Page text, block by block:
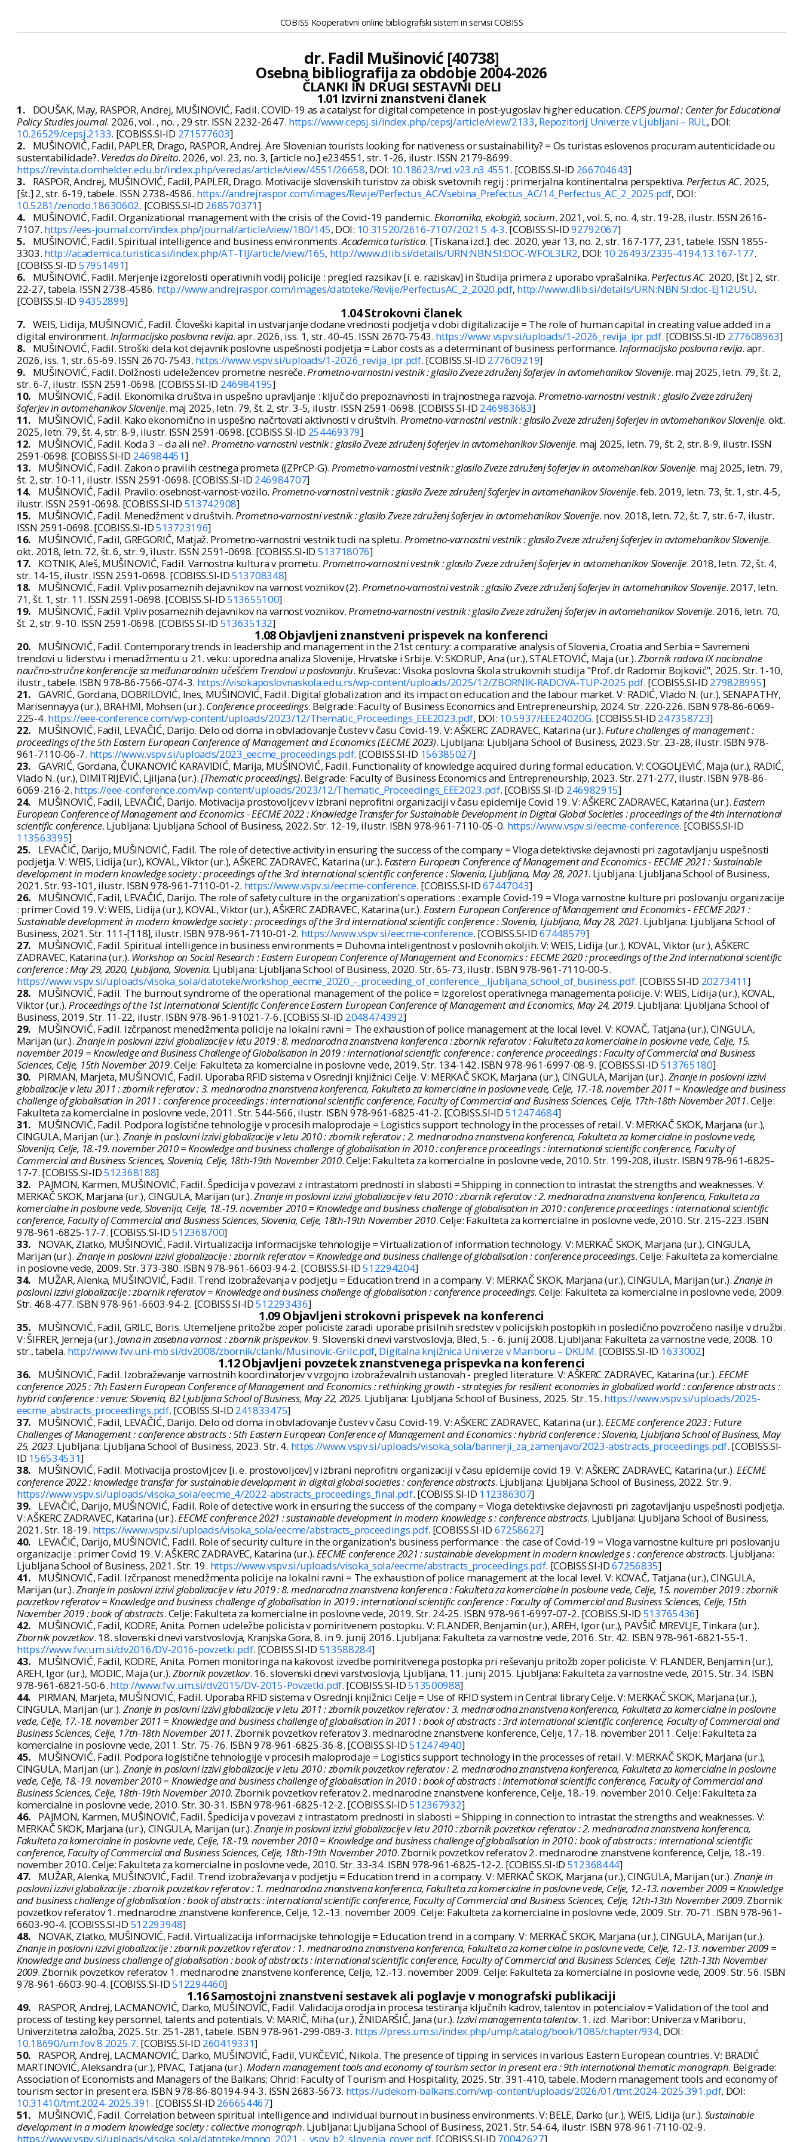
COBISS Kooperativni online bibliografski sistem in servisi COBISS
dr. Fadil Mušinović [40738]
Osebna bibliografija za obdobje 2004-2026
ČLANKI IN DRUGI SESTAVNI DELI
1.01 Izvirni znanstveni članek
1. DOUŠAK, May, RASPOR, Andrej, MUŠINOVIĆ, Fadil. COVID-19 as a catalyst for digital competence in post-yugoslav higher education. CEPS journal : Center for Educational
Policy Studies journal. 2026, vol. , no. , 29 str. ISSN 2232-2647. https://www.cepsj.si/index.php/cepsj/article/view/2133, Repozitorij Univerze v Ljubljani – RUL, DOI:
10.26529/cepsj.2133. [COBISS.SI-ID 271577603]
2.
MUŠINOVIĆ, Fadil, PAPLER, Drago, RASPOR, Andrej. Are Slovenian tourists looking for nativeness or sustainability? = Os turistas eslovenos procuram autenticidade ou
sustentabilidade?. Veredas do Direito. 2026, vol. 23, no. 3, [article no.] e234551, str. 1-26, ilustr. ISSN 2179-8699.
https://revista.domhelder.edu.br/index.php/veredas/article/view/4551/26658, DOI: 10.18623/rvd.v23.n3.4551. [COBISS.SI-ID 266704643]
3.
RASPOR, Andrej, MUŠINOVIĆ, Fadil, PAPLER, Drago. Motivacije slovenskih turistov za obisk svetovnih regij : primerjalna kontinentalna perspektiva. Perfectus AC. 2025,
[št.] 2, str. 6-19, tabele. ISSN 2738-4586. https://andrejraspor.com/images/Revije/Perfectus_AC/Vsebina_Prefectus_AC/14_Perfectus_AC_2_2025.pdf, DOI:
10.5281/zenodo.18630602. [COBISS.SI-ID 268570371]
4.
MUŠINOVIĆ, Fadil. Organizational management with the crisis of the Covid-19 pandemic. Ekonomìka, ekologìâ, socìum. 2021, vol. 5, no. 4, str. 19-28, ilustr. ISSN 2616-
7107. https://ees-journal.com/index.php/journal/article/view/180/145, DOI: 10.31520/2616-7107/2021.5.4-3. [COBISS.SI-ID92792067]
5.
MUŠINOVIĆ, Fadil. Spiritual intelligence and business environments.Academica turistica. [Tiskana izd.]. dec. 2020, year 13, no. 2, str. 167-177, 231, tabele. ISSN 1855-
3303. http://academica.turistica.si/index.php/AT-TIJ/article/view/165, http://www.dlib.si/details/URN:NBN:SI:DOC-WFOL3LR2, DOI: 10.26493/2335-4194.13.167-177.
[COBISS.SI-ID 57951491]
6.
MUŠINOVIĆ, Fadil. Merjenje izgorelosti operativnih vodij policije : pregled razsikav [i. e. raziskav] in študija primera z uporabo vprašalnika.Perfectus AC. 2020, [št.] 2, str.
22-27, tabela. ISSN 2738-4586. http://www.andrejraspor.com/images/datoteke/Revije/PerfectusAC_2_2020.pdf, http://www.dlib.si/details/URN:NBN:SI:doc-EJ1I2USU.
[COBISS.SI-ID 94352899]
1.04 Strokovni članek
7. WEIS, Lidija, MUŠINOVIĆ, Fadil. Človeški kapital in ustvarjanje dodane vrednosti podjetja v dobi digitalizacije = The role of human capital in creating value added in a
digital environment. Informacijsko poslovna revija. apr. 2026, iss. 1, str. 40-45. ISSN 2670-7543. https://www.vspv.si/uploads/1-2026_revija_ipr.pdf. [COBISS.SI-ID 277608963]
8.
MUŠINOVIĆ, Fadil. Stroški dela kot dejavnik poslovne uspešnosti podjetja = Labor costs as a determinant of business performance. Informacijsko poslovna revija. apr.
2026, iss. 1, str. 65-69. ISSN 2670-7543. https://www.vspv.si/uploads/1-2026_revija_ipr.pdf. [COBISS.SI-ID 277609219]
9.
MUŠINOVIĆ, Fadil. Dolžnosti udeležencev prometne nesreče.Prometno-varnostni vestnik : glasilo Zveze združenj šoferjev in avtomehanikov Slovenije. maj 2025, letn. 79, št. 2,
str. 6-7, ilustr. ISSN 2591-0698. [COBISS.SI-ID 246984195]
10.
MUŠINOVIĆ, Fadil. Ekonomika društva in uspešno upravljanje : ključ do prepoznavnosti in trajnostnega razvoja.Prometno-varnostni vestnik : glasilo Zveze združenj
šoferjev in avtomehanikov Slovenije. maj 2025, letn. 79, št. 2, str. 3-5, ilustr. ISSN 2591-0698. [COBISS.SI-ID 246983683]
11.
MUŠINOVIĆ, Fadil. Kako ekonomično in uspešno načrtovati aktivnosti v društvih. Prometno-varnostni vestnik : glasilo Zveze združenj šoferjev in avtomehanikov Slovenije. okt.
2025, letn. 79, št. 4, str. 8-9, ilustr. ISSN 2591-0698. [COBISS.SI-ID 254469379]
12.
MUŠINOVIĆ, Fadil. Koda 3 – da ali ne?. Prometno-varnostni vestnik : glasilo Zveze združenj šoferjev in avtomehanikov Slovenije. maj 2025, letn. 79, št. 2, str. 8-9, ilustr. ISSN
2591-0698. [COBISS.SI-ID 246984451]
13.
MUŠINOVIĆ, Fadil. Zakon o pravilih cestnega prometa ((ZPrCP-G).Prometno-varnostni vestnik : glasilo Zveze združenj šoferjev in avtomehanikov Slovenije. maj 2025, letn. 79,
št. 2, str. 10-11, ilustr. ISSN 2591-0698. [COBISS.SI-ID 246984707]
14.
MUŠINOVIĆ, Fadil. Pravilo: osebnost-varnost-vozilo. Prometno-varnostni vestnik : glasilo Zveze združenj šoferjev in avtomehanikov Slovenije. feb. 2019, letn. 73, št. 1, str. 4-5,
ilustr. ISSN 2591-0698. [COBISS.SI-ID 513742908]
15.
MUŠINOVIĆ, Fadil. Menedžment v društvih.Prometno-varnostni vestnik : glasilo Zveze združenj šoferjev in avtomehanikov Slovenije. nov. 2018, letn. 72, št. 7, str. 6-7, ilustr.
ISSN 2591-0698. [COBISS.SI-ID513723196]
16.
MUŠINOVIĆ, Fadil, GREGORIČ, Matjaž. Prometno-varnostni vestnik tudi na spletu. Prometno-varnostni vestnik : glasilo Zveze združenj šoferjev in avtomehanikov Slovenije.
okt. 2018, letn. 72, št. 6, str. 9, ilustr. ISSN 2591-0698. [COBISS.SI-ID 513718076]
17.
KOTNIK, Aleš, MUŠINOVIĆ, Fadil. Varnostna kultura v prometu.Prometno-varnostni vestnik : glasilo Zveze združenj šoferjev in avtomehanikov Slovenije. 2018, letn. 72, št. 4,
str. 14-15, ilustr. ISSN 2591-0698. [COBISS.SI-ID513708348]
18.
MUŠINOVIĆ, Fadil. Vpliv posameznih dejavnikov na varnost voznikov (2).Prometno-varnostni vestnik : glasilo Zveze združenj šoferjev in avtomehanikov Slovenije. 2017, letn.
71, št. 1, str. 11. ISSN 2591-0698. [COBISS.SI-ID513655100]
19.
MUŠINOVIĆ, Fadil. Vpliv posameznih dejavnikov na varnost voznikov.Prometno-varnostni vestnik : glasilo Zveze združenj šoferjev in avtomehanikov Slovenije. 2016, letn. 70,
št. 2, str. 9-10. ISSN 2591-0698. [COBISS.SI-ID 513635132]
1.08 Objavljeni znanstveni prispevek na konferenci
20.
MUŠINOVIĆ, Fadil. Contemporary trends in leadership and management in the 21st century: a comparative analysis of Slovenia, Croatia and Serbia = Savremeni
trendovi u liderstvu i menadžmentu u 21. veku: uporedna analiza Slovenije, Hrvatske i Srbije. V: SKORUP, Ana (ur.), STALETOVIĆ, Maja (ur.).Zbornik radova IX nacionalne
naučno-stručne konferencije sa međunarodnim učešćem Trendovi u poslovanju. Kruševac: Visoka poslovna škola strukovnih studija "Prof. dr Radomir Bojković", 2025. Str. 1-10,
ilustr., tabele. ISBN 978-86-7566-074-3. https://visokaposlovnaskola.edu.rs/wp-content/uploads/2025/12/ZBORNIK-RADOVA-TUP-2025.pdf. [COBISS.SI-ID 279828995]
21. GAVRIĆ, Gordana, DOBRILOVIĆ, Ines, MUŠINOVIĆ, Fadil. Digital globalization and its impact on education and the labour market. V: RADIĆ, Vlado N. (ur.), SENAPATHY,
Marisennayya (ur.), BRAHMI, Mohsen (ur.). Conference proceedings. Belgrade: Faculty of Business Economics and Entrepreneurship, 2024. Str. 220-226. ISBN 978-86-6069-
225-4. https://eee-conference.com/wp-content/uploads/2023/12/Thematic_Proceedings_EEE2023.pdf, DOI: 10.5937/EEE24020G. [COBISS.SI-ID 247358723]
22.
MUŠINOVIĆ, Fadil, LEVAČIĆ, Darijo. Delo od doma in obvladovanje čustev v času Covid-19. V: AŠKERC ZADRAVEC, Katarina (ur.).Future challenges of management :
proceedings of the 5th Eastern European Conference of Management and Economics (EECME 2023). Ljubljana: Ljubljana School of Business, 2023. Str. 23-28, ilustr. ISBN 978-
961-7110-06-7. https://www.vspv.si/uploads/2023_eecme_proceedings.pdf. [COBISS.SI-ID 156385027]
23. GAVRIĆ, Gordana, ČUKANOVIĆ KARAVIDIĆ, Marija, MUŠINOVIĆ, Fadil. Functionality of knowledge acquired during formal education. V: COGOLJEVIĆ, Maja (ur.), RADIĆ,
Vlado N. (ur.), DIMITRIJEVIĆ, Ljiljana (ur.).[Thematic proceedings]. Belgrade: Faculty of Business Economics and Entrepreneurship, 2023. Str. 271-277, ilustr. ISBN 978-86-
6069-216-2. https://eee-conference.com/wp-content/uploads/2023/12/Thematic_Proceedings_EEE2023.pdf. [COBISS.SI-ID 246982915]
24.
MUŠINOVIĆ, Fadil, LEVAČIĆ, Darijo. Motivacija prostovoljcev v izbrani neprofitni organizaciji v času epidemije Covid 19. V: AŠKERC ZADRAVEC, Katarina (ur.).Eastern
European Conference of Management and Economics - EECME 2022 : Knowledge Transfer for Sustainable Development in Digital Global Societies : proceedings of the 4th international
scientific conference. Ljubljana: Ljubljana School of Business, 2022. Str. 12-19, ilustr. ISBN 978-961-7110-05-0. https://www.vspv.si/eecme-conference. [COBISS.SI-ID
113563395]
25.
LEVAČIĆ, Darijo, MUŠINOVIĆ, Fadil. The role of detective activity in ensuring the success of the company = Vloga detektivske dejavnosti pri zagotavljanju uspešnosti
podjetja. V: WEIS, Lidija (ur.), KOVAL, Viktor (ur.), AŠKERC ZADRAVEC, Katarina (ur.).Eastern European Conference of Management and Economics - EECME 2021 : Sustainable
development in modern knowledge society : proceedings of the 3rd international scientific conference : Slovenia, Ljubljana, May 28, 2021. Ljubljana: Ljubljana School of Business,
2021. Str. 93-101, ilustr. ISBN 978-961-7110-01-2. https://www.vspv.si/eecme-conference. [COBISS.SI-ID67447043]
26.
MUŠINOVIĆ, Fadil, LEVAČIĆ, Darijo. The role of safety culture in the organization's operations : example Covid-19 = Vloga varnostne kulture pri poslovanju organizacije
: primer Covid 19. V: WEIS, Lidija (ur.), KOVAL, Viktor (ur.), AŠKERC ZADRAVEC, Katarina (ur.).Eastern European Conference of Management and Economics - EECME 2021 :
Sustainable development in modern knowledge society : proceedings of the 3rd international scientific conference : Slovenia, Ljubljana, May 28, 2021. Ljubljana: Ljubljana School of
Business, 2021. Str. 111-[118], ilustr. ISBN 978-961-7110-01-2. https://www.vspv.si/eecme-conference. [COBISS.SI-ID67448579]
27.
MUŠINOVIĆ, Fadil. Spiritual intelligence in business environments = Duhovna inteligentnost v poslovnih okoljih. V: WEIS, Lidija (ur.), KOVAL, Viktor (ur.), AŠKERC
ZADRAVEC, Katarina (ur.). Workshop on Social Research : Eastern European Conference of Management and Economics : EECME 2020 : proceedings of the 2nd international scientific
conference : May 29, 2020, Ljubljana, Slovenia. Ljubljana: Ljubljana School of Business, 2020. Str. 65-73, ilustr. ISBN 978-961-7110-00-5.
https://www.vspv.si/uploads/visoka_sola/datoteke/workshop_eecme_2020_-_proceeding_of_conference__ljubljana_school_of_business.pdf. [COBISS.SI-ID 20273411]
28.
MUŠINOVIĆ, Fadil. The burnout syndrome of the operational management of the police = Izgorelost operativnega managementa policije. V: WEIS, Lidija (ur.), KOVAL,
Viktor (ur.). Proceedings of the 1st International Scientific Conference Eastern European Conference of Management and Economics, May 24, 2019. Ljubljana: Ljubljana School of
Business, 2019. Str. 11-22, ilustr. ISBN 978-961-91021-7-6. [COBISS.SI-ID 2048474392]
29.
MUŠINOVIĆ, Fadil. Izčrpanost menedžmenta policije na lokalni ravni = The exhaustion of police management at the local level. V: KOVAČ, Tatjana (ur.), CINGULA,
Marijan (ur.). Znanje in poslovni izzivi globalizacije v letu 2019 : 8. mednarodna znanstvena konferenca : zbornik referatov : Fakulteta za komercialne in poslovne vede, Celje, 15.
november 2019 = Knowledge and Business Challenge of Globalisation in 2019 : international scientific conference : conference proceedings : Faculty of Commercial and Business
Sciences, Celje, 15th November 2019. Celje: Fakulteta za komercialne in poslovne vede, 2019. Str. 134-142. ISBN 978-961-6997-08-9. [COBISS.SI-ID 513765180]
30.
PIRMAN, Marjeta, MUŠINOVIĆ, Fadil. Uporaba RFID sistema v Osrednji knjižnici Celje. V: MERKAČ SKOK, Marjana (ur.), CINGULA, Marijan (ur.). Znanje in poslovni izzivi
globalizacije v letu 2011 : zbornik referatov : 3. mednarodna znanstvena konferenca, Fakulteta za komercialne in poslovne vede, Celje, 17.-18. november 2011 = Knowledge and business
challenge of globalisation in 2011 : conference proceedings : international scientific conference, Faculty of Commercial and Business Sciences, Celje, 17th-18th November 2011. Celje:
Fakulteta za komercialne in poslovne vede, 2011. Str. 544-566, ilustr. ISBN 978-961-6825-41-2. [COBISS.SI-ID512474684]
31.
MUŠINOVIĆ, Fadil. Podpora logistične tehnologije v procesih maloprodaje = Logistics support technology in the processes of retail. V: MERKAČ SKOK, Marjana (ur.),
CINGULA, Marijan (ur.). Znanje in poslovni izzivi globalizacije v letu 2010 : zbornik referatov : 2. mednarodna znanstvena konferenca, Fakulteta za komercialne in poslovne vede,
Slovenija, Celje, 18.-19. november 2010 = Knowledge and business challenge of globalisation in 2010 : conference proceedings : international scientific conference, Faculty of
Commercial and Business Sciences, Slovenia, Celje, 18th-19th November 2010. Celje: Fakulteta za komercialne in poslovne vede, 2010. Str. 199-208, ilustr. ISBN 978-961-6825-
17-7. [COBISS.SI-ID512368188]
32.
PAJMON, Karmen, MUŠINOVIĆ, Fadil. Špedicija v povezavi z intrastatom prednosti in slabosti = Shipping in connection to intrastat the strengths and weaknesses. V:
MERKAČ SKOK, Marjana (ur.), CINGULA, Marijan (ur.).Znanje in poslovni izzivi globalizacije v letu 2010 : zbornik referatov : 2. mednarodna znanstvena konferenca, Fakulteta za
komercialne in poslovne vede, Slovenija, Celje, 18.-19. november 2010 = Knowledge and business challenge of globalisation in 2010 : conference proceedings : international scientific
conference, Faculty of Commercial and Business Sciences, Slovenia, Celje, 18th-19th November 2010. Celje: Fakulteta za komercialne in poslovne vede, 2010. Str. 215-223. ISBN
978-961-6825-17-7. [COBISS.SI-ID512368700]
33.
NOVAK, Zlatko, MUŠINOVIĆ, Fadil. Virtualizacija informacijske tehnologije = Virtualization of information technology. V: MERKAČ SKOK, Marjana (ur.), CINGULA,
Marijan (ur.). Znanje in poslovni izzivi globalizacije : zbornik referatov = Knowledge and business challenge of globalisation : conference proceedings. Celje: Fakulteta za komercialne
in poslovne vede, 2009. Str. 373-380. ISBN 978-961-6603-94-2. [COBISS.SI-ID512294204]
34.
MUŽAR, Alenka, MUŠINOVIĆ, Fadil. Trend izobraževanja v podjetju = Education trend in a company. V: MERKAČ SKOK, Marjana (ur.), CINGULA, Marijan (ur.).Znanje in
poslovni izzivi globalizacije : zbornik referatov = Knowledge and business challenge of globalisation : conference proceedings. Celje: Fakulteta za komercialne in poslovne vede, 2009.
Str. 468-477. ISBN 978-961-6603-94-2. [COBISS.SI-ID512293436]
1.09 Objavljeni strokovni prispevek na konferenci
35.
MUŠINOVIĆ, Fadil, GRILC, Boris. Utemeljene pritožbe zoper policiste zaradi uporabe prisilnih sredstev v policijskih postopkih in posledično povzročeno nasilje v družbi.
V: ŠIFRER, Jerneja (ur.).Javna in zasebna varnost : zbornik prispevkov. 9. Slovenski dnevi varstvoslovja, Bled, 5. - 6. junij 2008. Ljubljana: Fakulteta za varnostne vede, 2008. 10
str., tabela. http://www.fvv.uni-mb.si/dv2008/zbornik/clanki/Musinovic-Grilc.pdf, Digitalna knjižnica Univerze v Mariboru – DKUM. [COBISS.SI-ID 1633002]
1.12 Objavljeni povzetek znanstvenega prispevka na konferenci
36. MUŠINOVIĆ, Fadil. Izobraževanje varnostnih koordinatorjev v vzgojno izobraževalnih ustanovah - pregled literature. V: AŠKERC ZADRAVEC, Katarina (ur.).EECME
conference 2025 : 7th Eastern European Conference of Management and Economics : rethinking growth - strategies for resilient economies in globalized world : conference abstracts :
hybrid conference : venue: Slovenia, B2 Ljubljana School of Business, May 22, 2025. Ljubljana: Ljubljana School of Business, 2025. Str. 15. https://www.vspv.si/uploads/2025-
eecme_abstracts_proceedings.pdf. [COBISS.SI-ID 241833475]
37.
MUŠINOVIĆ, Fadil, LEVAČIĆ, Darijo. Delo od doma in obvladovanje čustev v času Covid-19. V: AŠKERC ZADRAVEC, Katarina (ur.).EECME conference 2023 : Future
Challenges of Management : conference abstracts : 5th Eastern European Conference of Management and Economics : hybrid conference : Slovenia, Ljubljana School of Business, May
25, 2023. Ljubljana: Ljubljana School of Business, 2023. Str. 4. https://www.vspv.si/uploads/visoka_sola/bannerji_za_zamenjavo/2023-abstracts_proceedings.pdf. [COBISS.SI-
ID 156534531]
38.
MUŠINOVIĆ, Fadil. Motivacija prostovljcev [i. e. prostovoljcev] v izbrani neprofitni organizaciji v času epidemije covid 19. V: AŠKERC ZADRAVEC, Katarina (ur.).EECME
conference 2022 : knowledge transfer for sustainable development in digital global societies : conference abstracts. Ljubljana: Ljubljana School of Business, 2022. Str. 9.
https://www.vspv.si/uploads/visoka_sola/eecme_4/2022-abstracts_proceedings_final.pdf. [COBISS.SI-ID 112386307]
39.
LEVAČIĆ, Darijo, MUŠINOVIĆ, Fadil. Role of detective work in ensuring the success of the company = Vloga detektivske dejavnosti pri zagotavljanju uspešnosti podjetja.
V: AŠKERC ZADRAVEC, Katarina (ur.).EECME conference 2021 : sustainable development in modern knowledge s : conference abstracts. Ljubljana: Ljubljana School of Business,
2021. Str. 18-19. https://www.vspv.si/uploads/visoka_sola/eecme/abstracts_proceedings.pdf. [COBISS.SI-ID 67258627]
40.
LEVAČIĆ, Darijo, MUŠINOVIĆ, Fadil. Role of security culture in the organization's business performance : the case of Covid-19 = Vloga varnostne kulture pri poslovanju
organizacije : primer Covid 19. V: AŠKERC ZADRAVEC, Katarina (ur.). EECME conference 2021 : sustainable development in modern knowledge s : conference abstracts. Ljubljana:
Ljubljana School of Business, 2021. Str. 19. https://www.vspv.si/uploads/visoka_sola/eecme/abstracts_proceedings.pdf. [COBISS.SI-ID67256835]
41.
MUŠINOVIĆ, Fadil. Izčrpanost menedžmenta policije na lokalni ravni = The exhaustion of police management at the local level. V: KOVAČ, Tatjana (ur.), CINGULA,
Marijan (ur.). Znanje in poslovni izzivi globalizacije v letu 2019 : 8. mednarodna znanstvena konferenca : Fakulteta za komercialne in poslovne vede, Celje, 15. november 2019 : zbornik
povzetkov referatov = Knowledge and business challenge of globalisation in 2019 : international scientific conference : Faculty of Commercial and Business Sciences, Celje, 15th
November 2019 : book of abstracts. Celje: Fakulteta za komercialne in poslovne vede, 2019. Str. 24-25. ISBN 978-961-6997-07-2. [COBISS.SI-ID 513765436]
42.
MUŠINOVIĆ, Fadil, KODRE, Anita. Pomen udeležbe policista v pomiritvenem postopku. V: FLANDER, Benjamin (ur.), AREH, Igor (ur.), PAVŠIČ MREVLJE, Tinkara (ur.).
Zbornik povzetkov. 18. slovenski dnevi varstvoslovja, Kranjska Gora, 8. in 9. junij 2016. Ljubljana: Fakulteta za varnostne vede, 2016. Str. 42. ISBN 978-961-6821-55-1.
https://www.fvv.um.si/dv2016/DV-2016-povzetki.pdf. [COBISS.SI-ID 513588284]
43.
MUŠINOVIĆ, Fadil, KODRE, Anita. Pomen monitoringa na kakovost izvedbe pomiritvenega postopka pri reševanju pritožb zoper policiste. V: FLANDER, Benjamin (ur.),
AREH, Igor (ur.), MODIC, Maja (ur.). Zbornik povzetkov. 16. slovenski dnevi varstvoslovja, Ljubljana, 11. junij 2015. Ljubljana: Fakulteta za varnostne vede, 2015. Str. 34. ISBN
978-961-6821-50-6. http://www.fvv.um.si/dv2015/DV-2015-Povzetki.pdf. [COBISS.SI-ID513500988]
44.
PIRMAN, Marjeta, MUŠINOVIĆ, Fadil. Uporaba RFID sistema v Osrednji knjižnici Celje = Use of RFID system in Central library Celje. V: MERKAČ SKOK, Marjana (ur.),
CINGULA, Marijan (ur.). Znanje in poslovni izzivi globalizacije v letu 2011 : zbornik povzetkov referatov : 3. mednarodna znanstvena konferenca, Fakulteta za komercialne in poslovne
vede, Celje, 17.-18. november 2011 = Knowledge and business challenge of globalisation in 2011 : book of abstracts : 3rd international scientific conference, Faculty of Commercial and
Business Sciences, Celje, 17th-18th November 2011. Zbornik povzetkov referatov 3. mednarodne znanstvene konference, Celje, 17.-18. november 2011. Celje: Fakulteta za
komercialne in poslovne vede, 2011. Str. 75-76. ISBN 978-961-6825-36-8. [COBISS.SI-ID512474940]
45.
MUŠINOVIĆ, Fadil. Podpora logistične tehnologije v procesih maloprodaje = Logistics support technology in the processes of retail. V: MERKAČ SKOK, Marjana (ur.),
CINGULA, Marijan (ur.). Znanje in poslovni izzivi globalizacije v letu 2010 : zbornik povzetkov referatov : 2. mednarodna znanstvena konferenca, Fakulteta za komercialne in poslovne
vede, Celje, 18.-19. november 2010 = Knowledge and business challenge of globalisation in 2010 : book of abstracts : international scientific conference, Faculty of Commercial and
Business Sciences, Celje, 18th-19th November 2010. Zbornik povzetkov referatov 2. mednarodne znanstvene konference, Celje, 18.-19. november 2010. Celje: Fakulteta za
komercialne in poslovne vede, 2010. Str. 30-31. ISBN 978-961-6825-12-2. [COBISS.SI-ID512367932]
46.
PAJMON, Karmen, MUŠINOVIĆ, Fadil. Špedicija v povezavi z intrastatom prednosti in slabosti = Shipping in connection to intrastat the strengths and weaknesses. V:
MERKAČ SKOK, Marjana (ur.), CINGULA, Marijan (ur.).Znanje in poslovni izzivi globalizacije v letu 2010 : zbornik povzetkov referatov : 2. mednarodna znanstvena konferenca,
Fakulteta za komercialne in poslovne vede, Celje, 18.-19. november 2010 = Knowledge and business challenge of globalisation in 2010 : book of abstracts : international scientific
conference, Faculty of Commercial and Business Sciences, Celje, 18th-19th November 2010. Zbornik povzetkov referatov 2. mednarodne znanstvene konference, Celje, 18.-19.
november 2010. Celje: Fakulteta za komercialne in poslovne vede, 2010. Str. 33-34. ISBN 978-961-6825-12-2. [COBISS.SI-ID 512368444]
47.
MUŽAR, Alenka, MUŠINOVIĆ, Fadil. Trend izobraževanja v podjetju = Education trend in a company. V: MERKAČ SKOK, Marjana (ur.), CINGULA, Marijan (ur.).Znanje in
poslovni izzivi globalizacije : zbornik povzetkov referatov : 1. mednarodna znanstvena konferenca, Fakulteta za komercialne in poslovne vede, Celje, 12.-13. november 2009 = Knowledge
and business challenge of globalisation : book of abstracts : international scientific conference, Faculty of Commercial and Business Sciences, Celje, 12th-13th November 2009. Zbornik
povzetkov referatov 1. mednarodne znanstvene konference, Celje, 12.-13. november 2009. Celje: Fakulteta za komercialne in poslovne vede, 2009. Str. 70-71. ISBN 978-961-
6603-90-4. [COBISS.SI-ID 512293948]
48.
NOVAK, Zlatko, MUŠINOVIĆ, Fadil. Virtualizacija informacijske tehnologije = Education trend in a company. V: MERKAČ SKOK, Marjana (ur.), CINGULA, Marijan (ur.).
Znanje in poslovni izzivi globalizacije : zbornik povzetkov referatov : 1. mednarodna znanstvena konferenca, Fakulteta za komercialne in poslovne vede, Celje, 12.-13. november 2009 =
Knowledge and business challenge of globalisation : book of abstracts : international scientific conference, Faculty of Commercial and Business Sciences, Celje, 12th-13th November
2009. Zbornik povzetkov referatov 1. mednarodne znanstvene konference, Celje, 12.-13. november 2009. Celje: Fakulteta za komercialne in poslovne vede, 2009. Str. 56. ISBN
978-961-6603-90-4. [COBISS.SI-ID512294460]
1.16 Samostojni znanstveni sestavek ali poglavje v monografski publikaciji
49.
RASPOR, Andrej, LACMANOVIĆ, Darko, MUŠINOVIĆ, Fadil. Validacija orodja in procesa testiranja ključnih kadrov, talentov in potencialov = Validation of the tool and
process of testing key personnel, talents and potentials. V: MARIČ, Miha (ur.), ŽNIDARŠIČ, Jana (ur.).Izzivi managementa talentov. 1. izd. Maribor: Univerza v Mariboru,
Univerzitetna založba, 2025. Str. 251-281, tabele. ISBN 978-961-299-089-3. https://press.um.si/index.php/ump/catalog/book/1085/chapter/934, DOI:
10.18690/um.fov.8.2025.7. [COBISS.SI-ID 260419331]
50.
RASPOR, Andrej, LACMANOVIĆ, Darko, MUŠINOVIĆ, Fadil, VUKČEVIĆ, Nikola. The presence of tipping in services in various Eastern European countries. V: BRADIĆ
MARTINOVIĆ, Aleksandra (ur.), PIVAC, Tatjana (ur.).Modern management tools and economy of tourism sector in present era : 9th international thematic monograph. Belgrade:
Association of Economists and Managers of the Balkans; Ohrid: Faculty of Tourism and Hospitality, 2025. Str. 391-410, tabele. Modern management tools and economy of
tourism sector in present era. ISBN 978-86-80194-94-3. ISSN 2683-5673. https://udekom-balkans.com/wp-content/uploads/2026/01/tmt.2024-2025.391.pdf, DOI:
10.31410/tmt.2024-2025.391. [COBISS.SI-ID 266654467]
51.
MUŠINOVIĆ, Fadil. Correlation between spiritual intelligence and individual burnout in business environments. V: BELE, Darko (ur.), WEIS, Lidija (ur.). Sustainable
development in a modern knowledge society : collective monograph. Ljubljana: Ljubljana School of Business, 2021. Str. 54-64, ilustr. ISBN 978-961-7110-02-9.
https://www.vspv.si/uploads/visoka_sola/datoteke/mono_2021_-_vspv_b2_slovenia_cover.pdf. [COBISS.SI-ID 70042627]